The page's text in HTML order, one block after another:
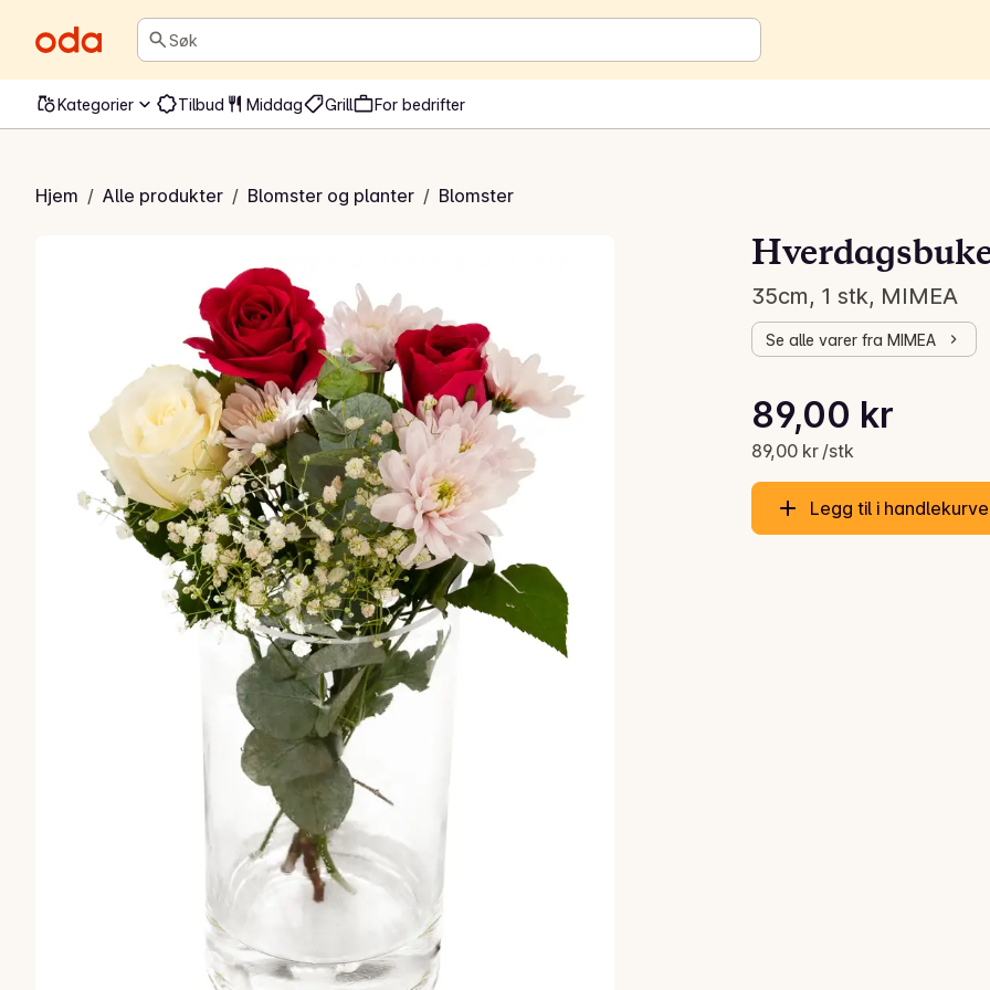
Søk
Kategorier Tilbud Middag Grill For bedrifter
Hjem / Alle produkter / Blomster og planter / Blomster
35cm, 1 stk, MIMEA
Se alle varer fra MIMEA
Gjeldende pris er: 89,00 kr
89,00 kr
89,00 kr /stk
Stykkpris: 89,00 kr /stk
Legg til i